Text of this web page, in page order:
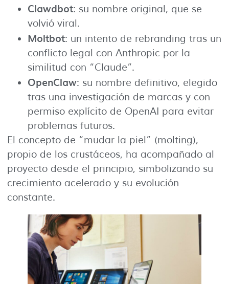
Clawdbot: su nombre original, que se
volvió viral.
Moltbot: un intento de rebranding tras un
conflicto legal con Anthropic por la
similitud con “Claude”.
OpenClaw: su nombre definitivo, elegido
tras una investigación de marcas y con
permiso explícito de OpenAI para evitar
problemas futuros.
El concepto de “mudar la piel” (molting),
propio de los crustáceos, ha acompañado al
proyecto desde el principio, simbolizando su
crecimiento acelerado y su evolución
constante.